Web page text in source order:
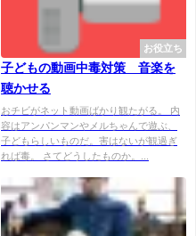
お役立ち
子どもの動画中毒対策 音楽を
聴かせる
おチビがネット動画ばかり観たがる。 内
容はアンパンマンやメルちゃんで遊ぶ、
子どもらしいものだ。害はないが観過ぎ
れば毒。 さてどうしたものか。...